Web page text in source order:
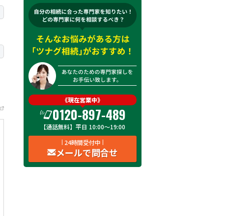
初回相談無料
土日祝の相談可能
19時以降電話可能
電話相談可能
LINE予約可能
出張面談可能
《現在営業中》
0120-897-489
【通話無料】平日 10:00～19:00
24時間受付中
メールで問合せ